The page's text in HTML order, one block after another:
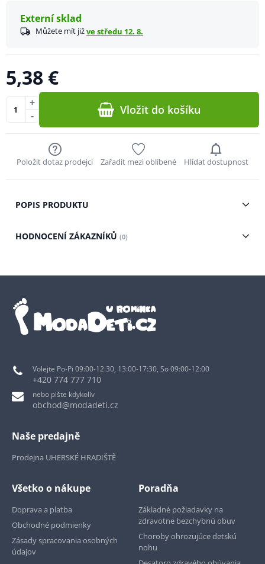
Externí sklad
Můžete mít jižve středu 12. 8.
5,38 €
-
+ Vložit do košíku
Položit dotaz prodejci Zařadit mezi oblíbené Hlídat dostupnost
POPIS PRODUKTU
HODNOCENÍ ZÁKAZNÍKŮ (0)
Volejte Po-Pi 09:00-12:30, 13:00-17:30, So 09:00-12:00
+420 774 777 710
nebo pište kdykoliv
obchod@modadeti.cz
Naše predajně
Prodejna UHERSKÉ HRADIŠTĚ
Všetko o nákupe
Doprava a platba
Obchodné podmienky
Zásady spracovania osobných
údajov
Poradňa
Základné požiadavky na
zdravotne bezchybnú obuv
Choroby ohrozujúce detskú
nohu